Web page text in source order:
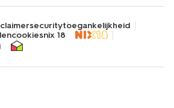
securitytoegankelijkheid
cookiesnix 18